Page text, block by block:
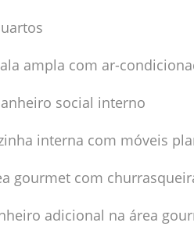
ampla com ar-
social interno
interna com móveis
gourmet com
adicional na área